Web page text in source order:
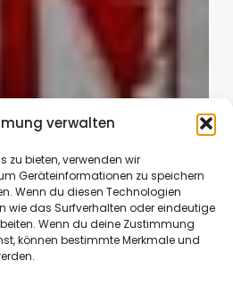
verwalten
zu bieten, verwenden wir
Geräteinformationen zu speichern
Wenn du diesen Technologien
wie das Surfverhalten oder eindeutige
Wenn du deine Zustimmung
können bestimmte Merkmale und